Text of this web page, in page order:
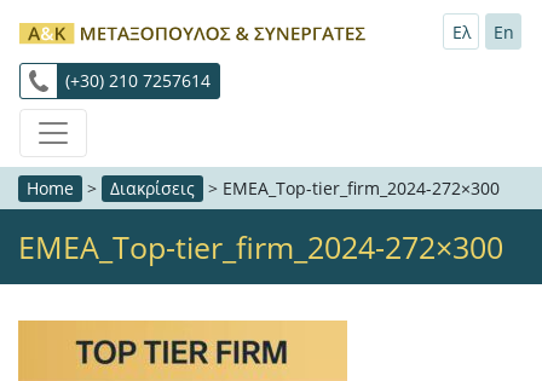
(+30) 210 7257614
Ελ En
Home > Διακρίσεις > EMEA_Top-tier_firm_2024-272×300
EMEA_Top-tier_firm_2024-272×300